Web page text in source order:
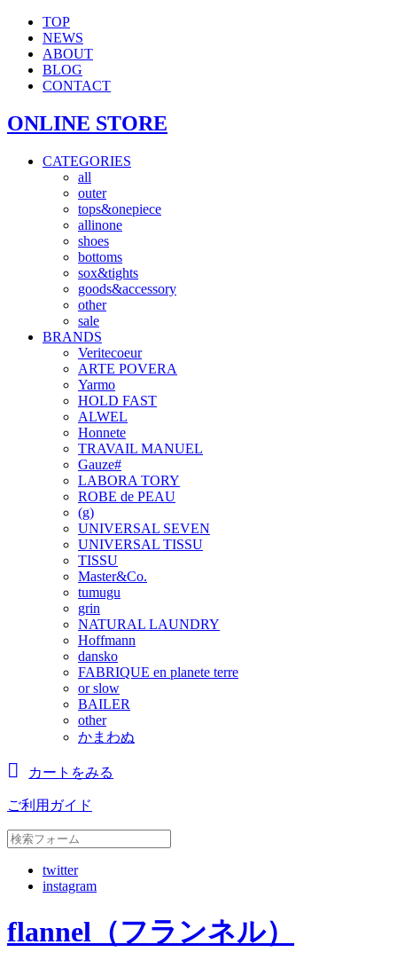
TOP
NEWS
ABOUT
BLOG
CONTACT
ONLINE STORE
CATEGORIES
all
outer
tops&onepiece
allinone
shoes
bottoms
sox&tights
goods&accessory
other
sale
BRANDS
Veritecoeur
ARTE POVERA
Yarmo
HOLD FAST
ALWEL
Honnete
TRAVAIL MANUEL
Gauze#
LABORA TORY
ROBE de PEAU
(g)
UNIVERSAL SEVEN
UNIVERSAL TISSU
TISSU
Master&Co.
tumugu
grin
NATURAL LAUNDRY
Hoffmann
dansko
FABRIQUE en planete terre
or slow
BAILER
other
かまわぬ
カートをみる
ご利用ガイド
twitter
instagram
flannel（フランネル）